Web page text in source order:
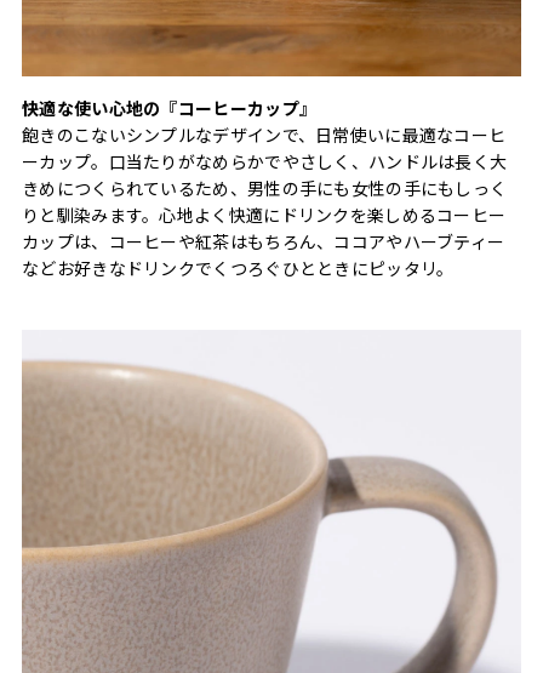
快適な使い心地の『コーヒーカップ』
飽きのこないシンプルなデザインで、日常使いに最適なコーヒ
ーカップ。口当たりがなめらかでやさしく、ハンドルは長く大
きめにつくられているため、男性の手にも女性の手にもしっく
りと馴染みます。心地よく快適にドリンクを楽しめるコーヒー
カップは、コーヒーや紅茶はもちろん、ココアやハーブティー
などお好きなドリンクでくつろぐひとときにピッタリ。